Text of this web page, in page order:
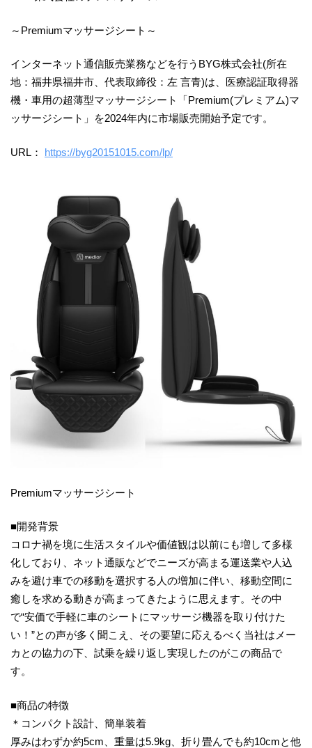
～Premiumマッサージシート～
インターネット通信販売業務などを行うBYG株式会社(所在
地：福井県福井市、代表取締役：左 言青)は、医療認証取得器
機・車用の超薄型マッサージシート「Premium(プレミアム)マ
ッサージシート」を2024年内に市場販売開始予定です。
URL： https://byg20151015.com/lp/
Premiumマッサージシート
■開発背景
コロナ禍を境に生活スタイルや価値観は以前にも増して多様
化しており、ネット通販などでニーズが高まる運送業や人込
みを避け車での移動を選択する人の増加に伴い、移動空間に
癒しを求める動きが高まってきたように思えます。その中
で“安価で手軽に車のシートにマッサージ機器を取り付けた
い！”との声が多く聞こえ、その要望に応えるべく当社はメー
カとの協力の下、試乗を繰り返し実現したのがこの商品で
す。
■商品の特徴
＊コンパクト設計、簡単装着
厚みはわずか約5cm、重量は5.9kg、折り畳んでも約10cmと他